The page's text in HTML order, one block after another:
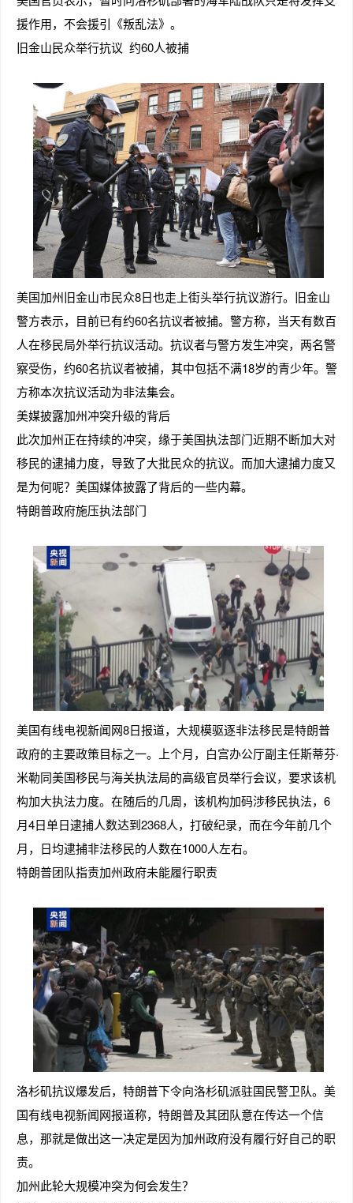
援作用，不会援引《叛乱法》。
旧金山民众举行抗议 约60人被捕
美国加州旧金山市民众8日也走上街头举行抗议游行。旧金山
警方表示，目前已有约60名抗议者被捕。警方称，当天有数百
人在移民局外举行抗议活动。抗议者与警方发生冲突，两名警
察受伤，约60名抗议者被捕，其中包括不满18岁的青少年。警
方称本次抗议活动为非法集会。
美媒披露加州冲突升级的背后
此次加州正在持续的冲突，缘于美国执法部门近期不断加大对
移民的逮捕力度，导致了大批民众的抗议。而加大逮捕力度又
是为何呢？美国媒体披露了背后的一些内幕。
特朗普政府施压执法部门
美国有线电视新闻网8日报道，大规模驱逐非法移民是特朗普
政府的主要政策目标之一。上个月，白宫办公厅副主任斯蒂芬·
米勒同美国移民与海关执法局的高级官员举行会议，要求该机
构加大执法力度。在随后的几周，该机构加码涉移民执法，6
月4日单日逮捕人数达到2368人，打破纪录，而在今年前几个
月，日均逮捕非法移民的人数在1000人左右。
特朗普团队指责加州政府未能履行职责
洛杉矶抗议爆发后，特朗普下令向洛杉矶派驻国民警卫队。美
国有线电视新闻网报道称，特朗普及其团队意在传达一个信
息，那就是做出这一决定是因为加州政府没有履行好自己的职
责。
加州此轮大规模冲突为何会发生？